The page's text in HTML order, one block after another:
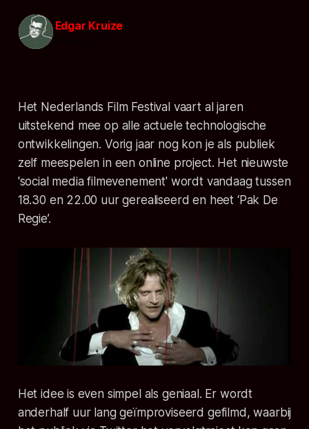
Edgar Kruize
Het Nederlands Film Festival vaart al jaren
uitstekend mee op alle actuele technologische
ontwikkelingen. Vorig jaar nog kon je als publiek
zelf meespelen in een online project. Het nieuwste
'social media filmevenement' wordt vandaag tussen
18.30 en 22.00 uur gerealiseerd en heet ‘Pak De
Regie’.
Het idee is even simpel als geniaal. Er wordt
anderhalf uur lang geïmproviseerd gefilmd, waarbij